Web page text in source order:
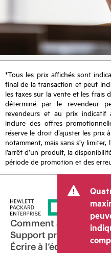
*Tous les prix affichés sont
final de la transaction et peut
les taxes sur la vente et les frais
déterminé par le revendeur
revendeurs et au prix indicatif
inclure des offres
réserve le droit d’ajuster les prix
notamment, mais sans s’y
l’arrêt d’un produit, la
période de promotion et des
Comment acheter
Support produit
Écrire à l’équipe